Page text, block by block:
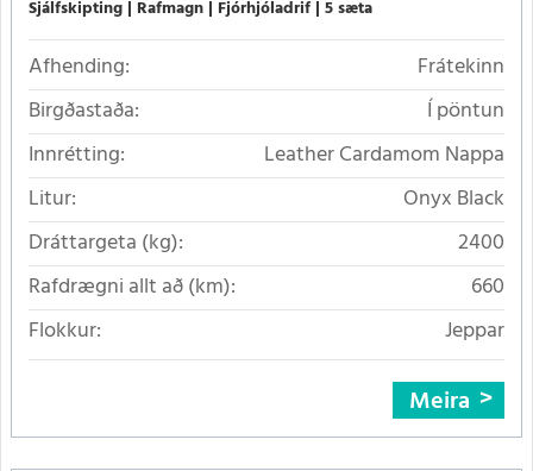
Sjálfskipting Rafmagn Fjórhjóladrif 5 sæta
Afhending:
Frátekinn
Birgðastaða:
Í pöntun
Innrétting:
Leather Cardamom Nappa
Litur:
Onyx Black
Dráttargeta (kg):
2400
Rafdrægni allt að (km):
660
Flokkur:
Jeppar
Meira